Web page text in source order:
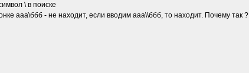
\ в поиске
ааа\ббб - не находит, если вводим ааа\\ббб, то находит. Почему так ?